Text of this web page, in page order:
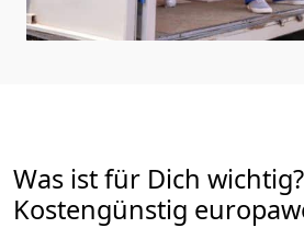
Was ist für Dich wichtig?
Kostengünstig